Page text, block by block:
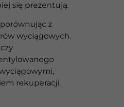
się prezentują.
porównując z
wyciągowych.
rekuperacji.